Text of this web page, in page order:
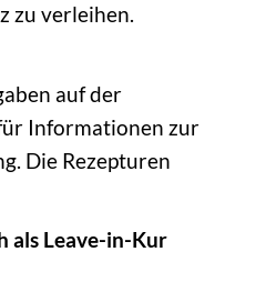
zu verleihen.
auf der
Informationen zur
Die Rezepturen
als Leave-in-Kur